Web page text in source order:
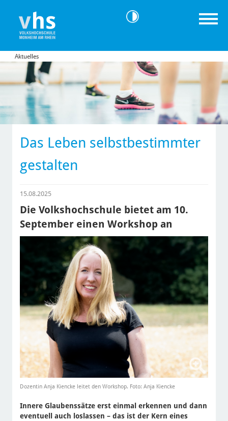
Aktuelles
Das Leben selbstbestimmter
gestalten
15.08.2025
Die Volkshochschule bietet am 10.
September einen Workshop an
Dozentin Anja Kiencke leitet den Workshop. Foto: Anja Kiencke
Innere Glaubenssätze erst einmal erkennen und dann
eventuell auch loslassen – das ist der Kern eines